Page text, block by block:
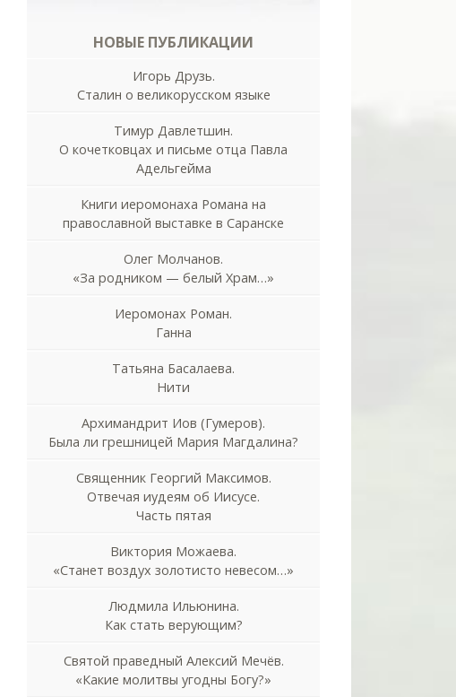
НОВЫЕ ПУБЛИКАЦИИ
Игорь Друзь.
Сталин о великорусском языке
Тимур Давлетшин.
О кочетковцах и письме отца Павла
Адельгейма
Книги иеромонаха Романа на
православной выставке в Саранске
Олег Молчанов.
«За родником — белый Храм…»
Иеромонах Роман.
Ганна
Татьяна Басалаева.
Нити
Архимандрит Иов (Гумеров).
Была ли грешницей Мария Магдалина?
Священник Георгий Максимов.
Отвечая иудеям об Иисусе.
Часть пятая
Виктория Можаева.
«Станет воздух золотисто невесом…»
Людмила Ильюнина.
Как стать верующим?
Святой праведный Алексий Мечёв.
«Какие молитвы угодны Богу?»